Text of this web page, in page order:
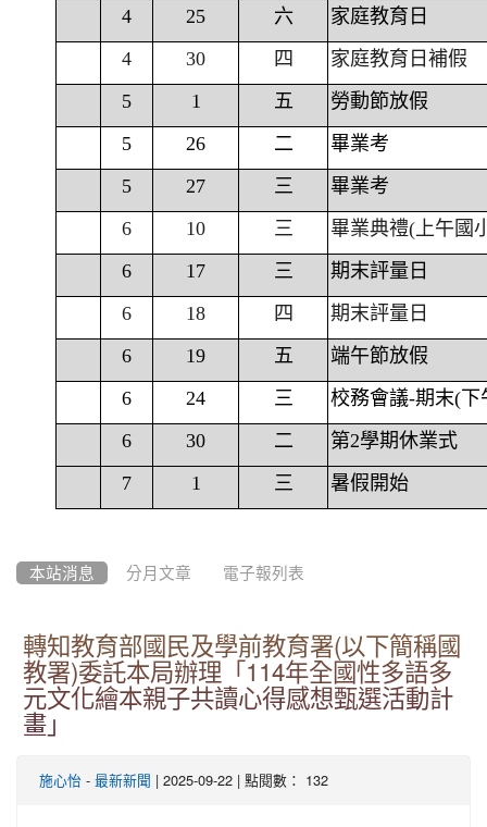
4
25 六
家庭教育日
4
30 四
家庭教育日補假
5
1 五
勞動節放假
5
26 二
畢業考
5
27 三
畢業考
6
10 三
畢業典禮(上午國
6
17 三
期末評量日
6
18 四
期末評量日
6
19 五
端午節放假
6
24 三
校務會議-期末(下
6
30 二
第2學期休業式
7
1 三 暑假開始
本站消息 分月文章 電子報列表
轉知教育部國民及學前教育署(以下簡稱國
教署)委託本局辦理「114年全國性多語多
元文化繪本親子共讀心得感想甄選活動計
畫」
施心怡 - 最新新聞 | 2025-09-22 | 點閱數： 132